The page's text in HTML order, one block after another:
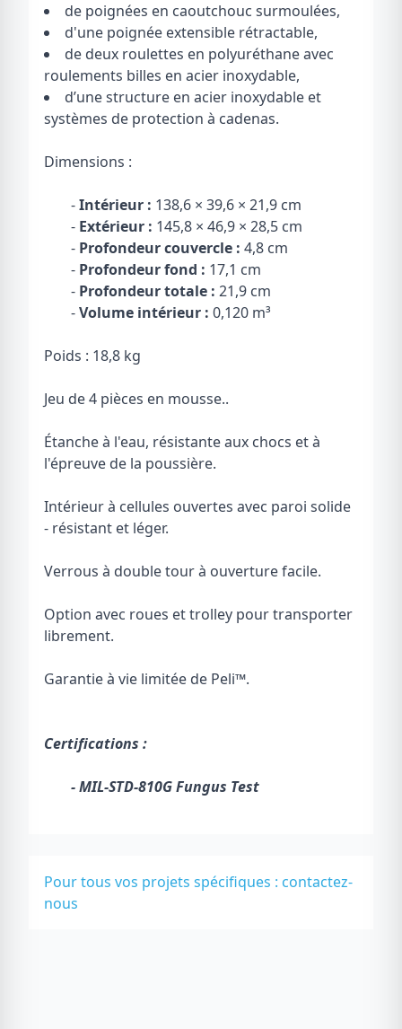
de poignées en caoutchouc surmoulées,
d'une poignée extensible rétractable,
de deux roulettes en polyuréthane avec
roulements billes en acier inoxydable,
d’une structure en acier inoxydable et
systèmes de protection à cadenas.
Dimensions :
-Intérieur : 138,6 × 39,6 × 21,9 cm
- Extérieur : 145,8 × 46,9 × 28,5 cm
- Profondeur couvercle : 4,8 cm
- Profondeur fond : 17,1 cm
- Profondeur totale : 21,9 cm
-Volume intérieur : 0,120 m³
Poids : 18,8 kg
Jeu de 4 pièces en mousse..
Étanche à l'eau, résistante aux chocs et à
l'épreuve de la poussière.
Intérieur à cellules ouvertes avec paroi solide
- résistant et léger.
Verrous à double tour à ouverture facile.
Option avec roues et trolley pour transporter
librement.
Garantie à vie limitée de Peli™.
Certifications :
- MIL-STD-810G Fungus Test
Pour tous vos projets spécifiques : contactez-
nous